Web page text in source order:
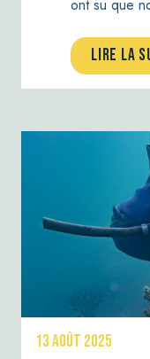
ont su que
LIRE LA
13 AOÛT 2025